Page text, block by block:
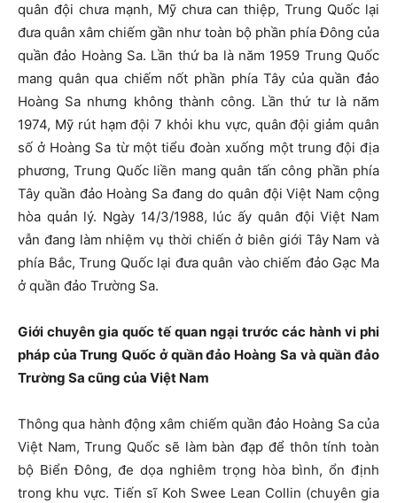
quân đội chưa mạnh, Mỹ chưa can thiệp, Trung Quốc lại
đưa quân xâm chiếm gần như toàn bộ phần phía Đông của
quần đảo Hoàng Sa. Lần thứ ba là năm 1959 Trung Quốc
mang quân qua chiếm nốt phần phía Tây của quần đảo
Hoàng Sa nhưng không thành công. Lần thứ tư là năm
1974, Mỹ rút hạm đội 7 khỏi khu vực, quân đội giảm quân
số ở Hoàng Sa từ một tiểu đoàn xuống một trung đội địa
phương, Trung Quốc liền mang quân tấn công phần phía
Tây quần đảo Hoàng Sa đang do quân đội Việt Nam cộng
hòa quản lý. Ngày 14/3/1988, lúc ấy quân đội Việt Nam
vẫn đang làm nhiệm vụ thời chiến ở biên giới Tây Nam và
phía Bắc, Trung Quốc lại đưa quân vào chiếm đảo Gạc Ma
ở quần đảo Trường Sa.
Giới chuyên gia quốc tế quan ngại trước các hành vi phi
pháp của Trung Quốc ở quần đảo Hoàng Sa và quần đảo
Trường Sa cũng của Việt Nam
Thông qua hành động xâm chiếm quần đảo Hoàng Sa của
Việt Nam, Trung Quốc sẽ làm bàn đạp để thôn tính toàn
bộ Biển Đông, đe dọa nghiêm trọng hòa bình, ổn định
trong khu vực. Tiến sĩ Koh Swee Lean Collin (chuyên gia